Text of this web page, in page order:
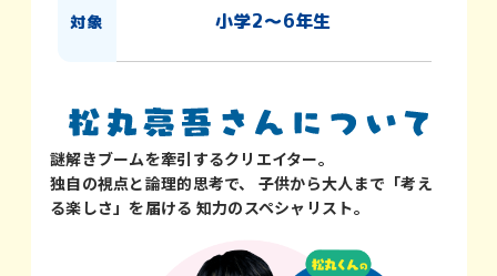
対象 小学2〜6年生
謎解きブームを牽引するクリエイター。
独自の視点と論理的思考で、
子供から大人まで「考え
る楽しさ」を届ける 知力のスペシャリスト。